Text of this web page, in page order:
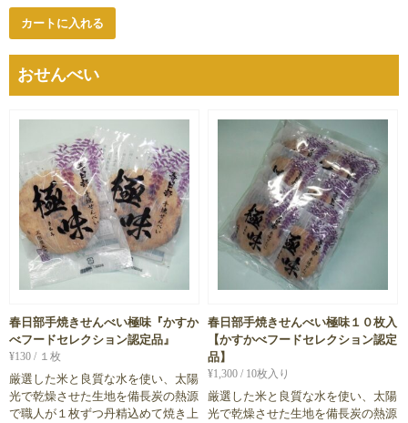
カートに入れる
おせんべい
春日部手焼きせんべい極味『かすか
べフードセレクション認定品』
¥130 / １枚
厳選した米と良質な水を使い、太陽
光で乾燥させた生地を備長炭の熱源
で職人が１枚ずつ丹精込めて焼き上
春日部手焼きせんべい極味１０枚入
【かすかべフードセレクション認定
品】
¥1,300 / 10枚入り
厳選した米と良質な水を使い、太陽
光で乾燥させた生地を備長炭の熱源